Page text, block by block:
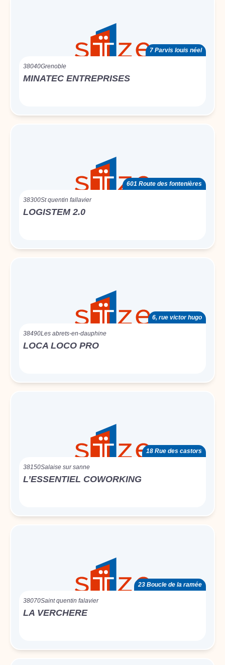
7 Parvis louis néel
38040Grenoble
MINATEC ENTREPRISES
601 Route des fontenières
38300St quentin fallavier
LOGISTEM 2.0
6, rue victor hugo
38490Les abrets-en-dauphine
LOCA LOCO PRO
18 Rue des castors
38150Salaise sur sanne
L’ESSENTIEL COWORKING
23 Boucle de la ramée
38070Saint quentin falavier
LA VERCHERE